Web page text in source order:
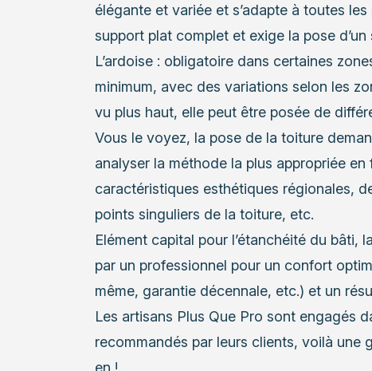
élégante et variée et s’adapte à toutes
support plat complet et exige la pose
L’ardoise : obligatoire dans certaines
minimum, avec des variations selon les
vu plus haut, elle peut être posée de
Vous le voyez, la pose de la toiture
analyser la méthode la plus appropriée
caractéristiques esthétiques régionales,
points singuliers de la toiture, etc.
Elément capital pour l’étanchéité du bâti,
par un professionnel pour un confort
même, garantie décennale, etc.) et un
Les artisans Plus Que Pro sont engagés
recommandés par leurs clients, voilà une
en !